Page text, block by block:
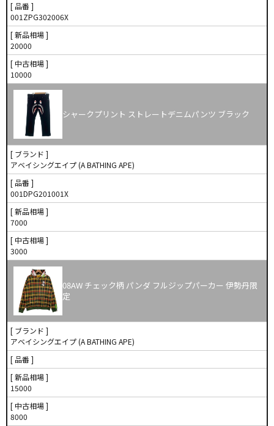
[ 品番 ]
001ZPG302006X
[ 新品相場 ]
20000
[ 中古相場 ]
10000
シャークプリント ストレートデニムパンツ ブラック
[ ブランド ]
アベイシングエイプ (A BATHING APE)
[ 品番 ]
001DPG201001X
[ 新品相場 ]
7000
[ 中古相場 ]
3000
08AW チェック柄 パンダ フルジップパーカー 伊勢丹限
定
[ ブランド ]
アベイシングエイプ (A BATHING APE)
[ 品番 ]
[ 新品相場 ]
15000
[ 中古相場 ]
8000